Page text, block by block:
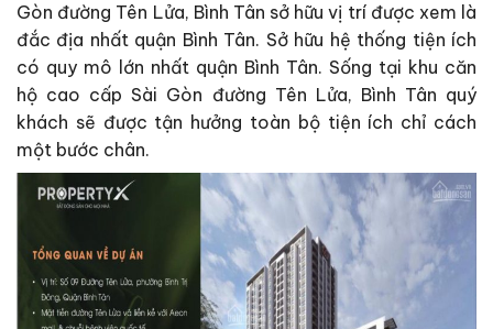
Gòn đường Tên Lửa, Bình Tân sở hữu vị trí được xem là
đắc địa nhất quận Bình Tân. Sở hữu hệ thống tiện ích
có quy mô lớn nhất quận Bình Tân. Sống tại khu căn
hộ cao cấp Sài Gòn đường Tên Lửa, Bình Tân quý
khách sẽ được tận hưởng toàn bộ tiện ích chỉ cách
một bước chân.